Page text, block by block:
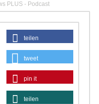
PLUS - Podcast
teilen
tweet
pin it
teilen